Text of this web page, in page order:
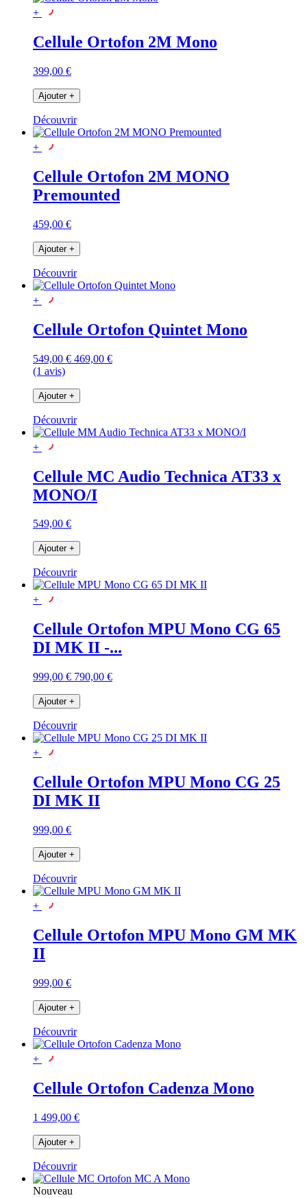
+
Cellule Ortofon 2M Mono
399,00 €
Ajouter +
Découvrir
+
Cellule Ortofon 2M MONO
Premounted
459,00 €
Ajouter +
Découvrir
+
Cellule Ortofon Quintet Mono
549,00 € 469,00 €
(1 avis)
Ajouter +
Découvrir
+
Cellule MC Audio Technica AT33 x
MONO/I
549,00 €
Ajouter +
Découvrir
+
Cellule Ortofon MPU Mono CG 65
DI MK II -...
999,00 € 790,00 €
Ajouter +
Découvrir
+
Cellule Ortofon MPU Mono CG 25
DI MK II
999,00 €
Ajouter +
Découvrir
+
Cellule Ortofon MPU Mono GM MK
II
999,00 €
Ajouter +
Découvrir
+
Cellule Ortofon Cadenza Mono
1 499,00 €
Ajouter +
Découvrir
Nouveau